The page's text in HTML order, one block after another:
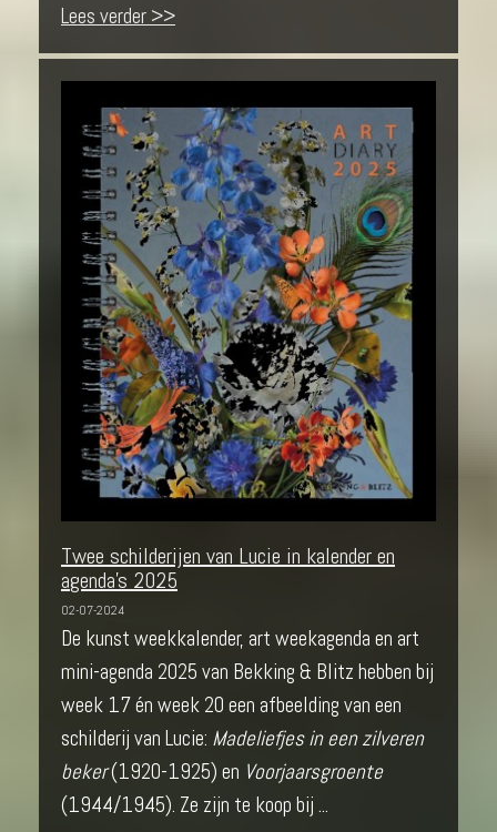
Lees verder >>
Twee schilderijen van Lucie in kalender en
agenda's 2025
02-07-2024
De kunst weekkalender, art weekagenda en art
mini-agenda 2025 van Bekking & Blitz hebben bij
week 17 én week 20 een afbeelding van een
schilderij van Lucie: Madeliefjes in een zilveren
beker(1920-1925) en Voorjaarsgroente
(1944/1945). Ze zijn te koop bij ...